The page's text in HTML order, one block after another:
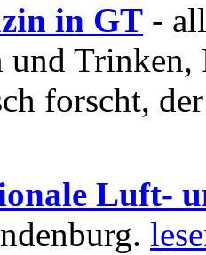
in GT -
und
forscht,
Luft-